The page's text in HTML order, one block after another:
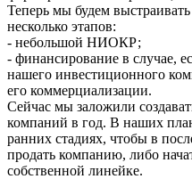
Теперь мы будем
несколько этапов:
- небольшой НИОКР;
- финансирование в случае,
нашего инвестиционного
его коммерциализации.
Сейчас мы заложили
компаний в год. В наших
ранних стадиях, чтобы в
продать компанию, либо
собственной линейке.